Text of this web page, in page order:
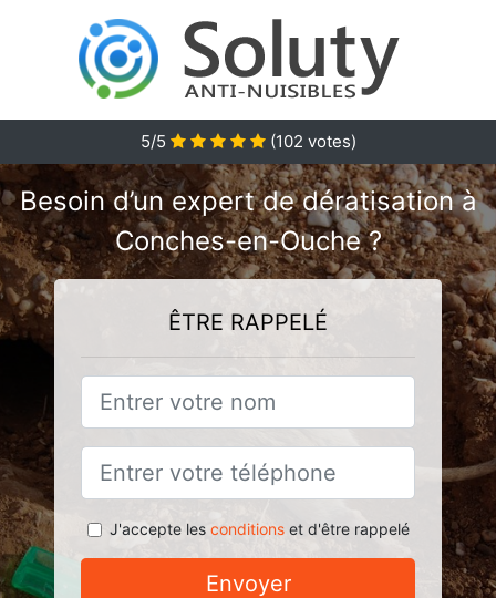
5/5 (102 votes)
Besoin d’un expert de dératisation à
Conches-en-Ouche ?
ÊTRE RAPPELÉ
J'accepte les conditionset d'être rappelé
Envoyer